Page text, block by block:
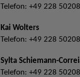
Telefon: +49 228
Kai Wolters
Telefon: +49 228
Sylta Schiemann-
Telefon: +49 228